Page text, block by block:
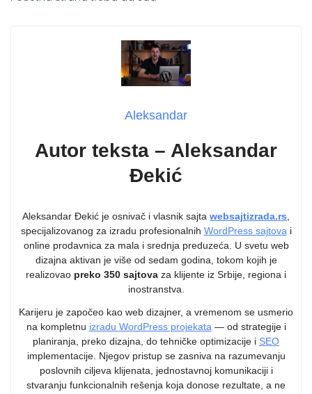
Aleksandar
Autor teksta – Aleksandar
Đekić
Aleksandar Đekić je osnivač i vlasnik sajta websajtizrada.rs,
specijalizovanog za izradu profesionalnih WordPress sajtovai
online prodavnica za mala i srednja preduzeća. U svetu web
dizajna aktivan je više od sedam godina, tokom kojih je
realizovao preko 350 sajtova za klijente iz Srbije, regiona i
inostranstva.
Karijeru je započeo kao web dizajner, a vremenom se usmerio
na kompletnu izradu WordPress projekata— od strategije i
planiranja, preko dizajna, do tehničke optimizacije i SEO
implementacije. Njegov pristup se zasniva na razumevanju
poslovnih ciljeva klijenata, jednostavnoj komunikaciji i
stvaranju funkcionalnih rešenja koja donose rezultate, a ne